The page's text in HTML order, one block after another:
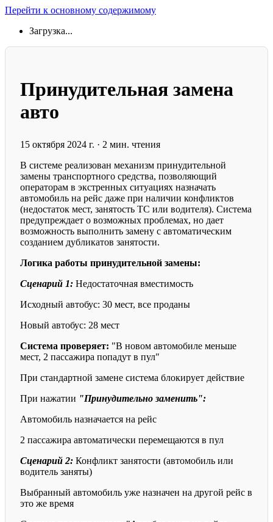
Перейти к основному содержимому
Загрузка...
Принудительная замена
авто
15 октября 2024 г. · 2 мин. чтения
В системе реализован механизм принудительной
замены транспортного средства, позволяющий
операторам в экстренных ситуациях назначать
автомобиль на рейс даже при наличии конфликтов
(недостаток мест, занятость ТС или водителя). Система
предупреждает о возможных проблемах, но дает
возможность выполнить замену с автоматическим
созданием дубликатов занятости.
Логика работы принудительной замены:
Сценарий 1: Недостаточная вместимость
Исходный автобус: 30 мест, все проданы
Новый автобус: 28 мест
Система проверяет: "В новом автомобиле меньше
мест, 2 пассажира попадут в пул"
При стандартной замене система блокирует действие
При нажатии "Принудительно заменить":
Автомобиль назначается на рейс
2 пассажира автоматически перемещаются в пул
Сценарий 2: Конфликт занятости (автомобиль или
водитель заняты)
Выбранный автомобиль уже назначен на другой рейс в
это же время